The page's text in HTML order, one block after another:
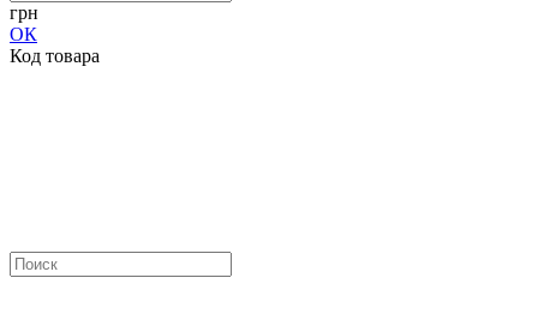
грн
ОК
Код товара